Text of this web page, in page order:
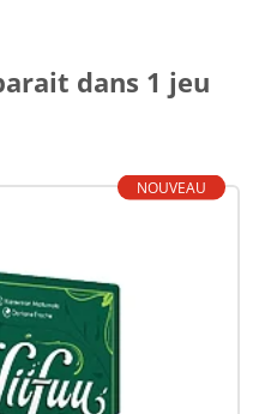
dans 1 jeu
NOUVEAU